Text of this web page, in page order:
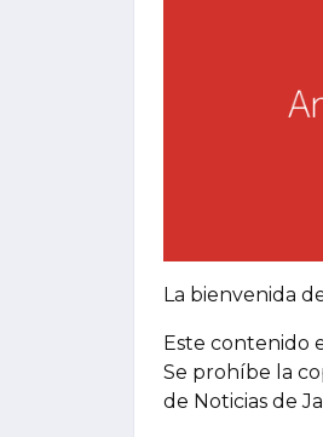
La bienvenida
Este contenido
Se prohíbe la
de Noticias de